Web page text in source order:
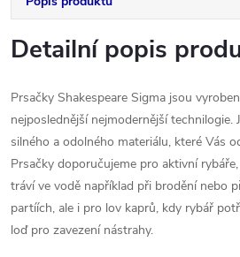
Detailní popis
Prsačky Shakespeare Sigma jsou
nejposlednější nejmodernější technilogie.
silného a odolného materiálu, které Vás
Prsačky doporučujeme pro aktivní
tráví ve vodě například při brodění nebo
partíích, ale i pro lov kaprů, kdy rybář
loď pro zavezení nástrahy.